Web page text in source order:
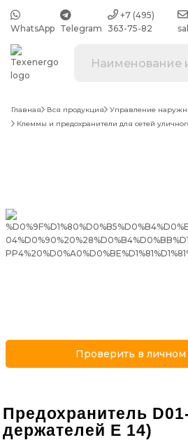
WhatsApp Telegram
+7 (495)
363-75-82
Главная Вся продукция
Управление
Клеммы и предохранители для сетей
Проверить в личном
Предохранитель
держателей E 14)